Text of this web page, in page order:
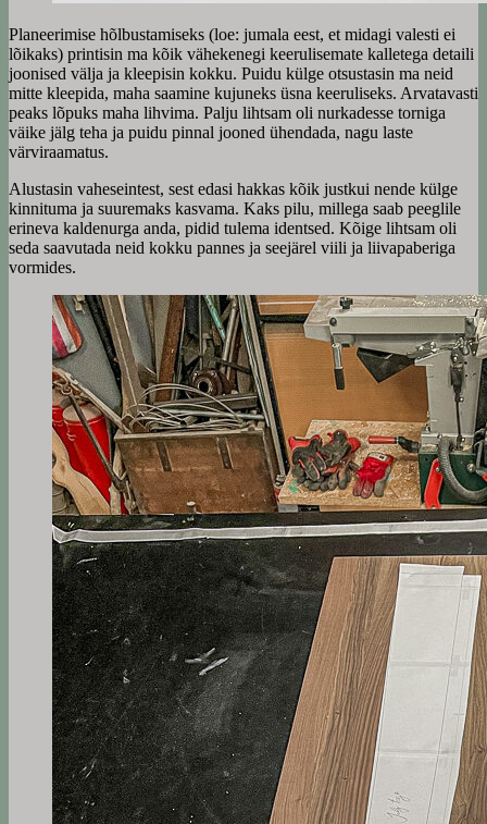
Planeerimise hõlbustamiseks (loe: jumala eest, et midagi valesti ei
lõikaks) printisin ma kõik vähekenegi keerulisemate kalletega detaili
joonised välja ja kleepisin kokku. Puidu külge otsustasin ma neid
mitte kleepida, maha saamine kujuneks üsna keeruliseks. Arvatavasti
peaks lõpuks maha lihvima. Palju lihtsam oli nurkadesse torniga
väike jälg teha ja puidu pinnal jooned ühendada, nagu laste
värviraamatus.
Alustasin vaheseintest, sest edasi hakkas kõik justkui nende külge
kinnituma ja suuremaks kasvama. Kaks pilu, millega saab peeglile
erineva kaldenurga anda, pidid tulema identsed. Kõige lihtsam oli
seda saavutada neid kokku pannes ja seejärel viili ja liivapaberiga
vormides.